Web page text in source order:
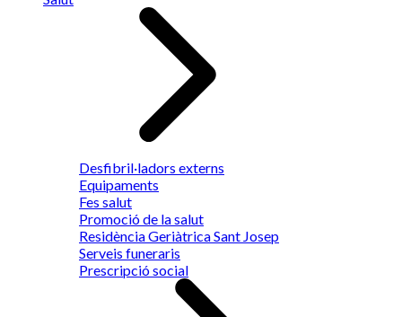
Desfibril·ladors externs
Equipaments
Fes salut
Promoció de la salut
Residència Geriàtrica Sant Josep
Serveis funeraris
Prescripció social